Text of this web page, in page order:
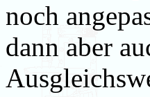
noch
dann aber